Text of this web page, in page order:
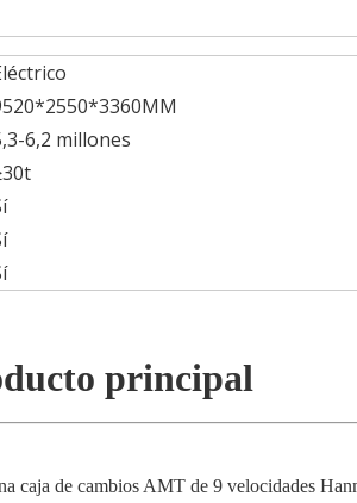
6,2 millones
principal
caja de cambios AMT de 9 velocidades